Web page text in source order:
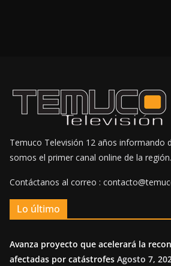
Temuco Televisión 12 años informando
somos el primer canal online de la región.
Contáctanos al correo :
Lo último
Avanza proyecto que acelerará la
afectadas por catástrofes Agosto 7,